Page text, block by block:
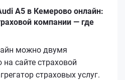
A5 в Кемерово онлайн:
компании — где
можно двумя
сайте страховой
страховых услуг.